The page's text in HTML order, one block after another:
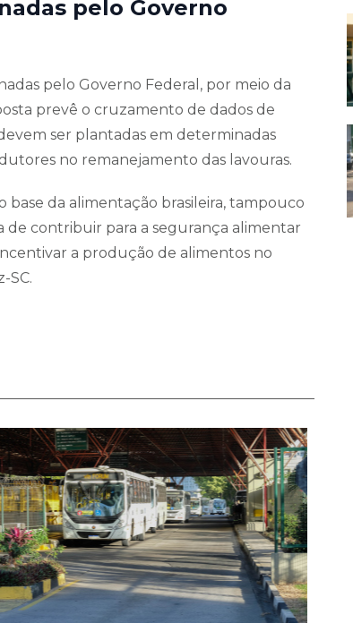
pelo Governo
pelo Governo Federal, por meio da
prevê o cruzamento de dados de
ser plantadas em determinadas
no remanejamento das lavouras.
base da alimentação brasileira, tampouco
contribuir para a segurança alimentar
a produção de alimentos no
SC.